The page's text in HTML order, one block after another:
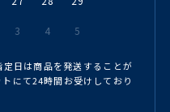
3 4 5
日は商品を発送することが
にて24時間お受けしており